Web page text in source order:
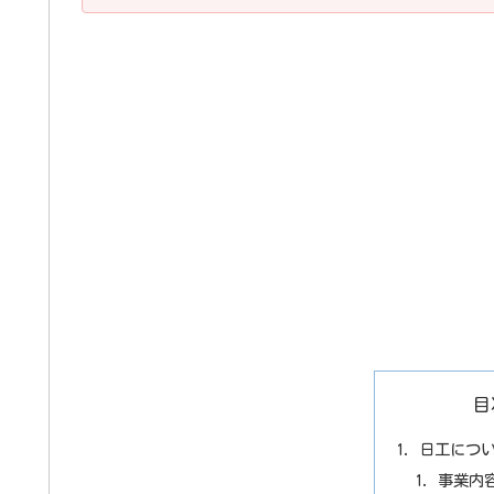
日工につ
事業内